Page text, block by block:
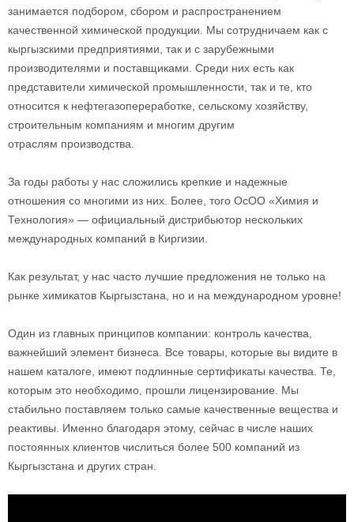
занимается подбором, сбором и распространением
качественной химической продукции. Мы сотрудничаем как с
кыргызскими предприятиями, так и с зарубежными
производителями и поставщиками. Среди них есть как
представители химической промышленности, так и те, кто
относится к нефтегазопереработке, сельскому хозяйству,
строительным компаниям и многим другим
отраслям производства.
За годы работы у нас сложились крепкие и надежные
отношения со многими из них. Более, того ОсОО «Химия и
Технология» — официальный дистрибьютор нескольких
международных компаний в Киргизии.
Как результат, у нас часто лучшие предложения не только на
рынке химикатов Кыргызстана, но и на международном уровне!
Один из главных принципов компании: контроль качества,
важнейший элемент бизнеса. Все товары, которые вы видите в
нашем каталоге, имеют подлинные сертификаты качества. Те,
которым это необходимо, прошли лицензирование. Мы
стабильно поставляем только самые качественные вещества и
реактивы. Именно благодаря этому, сейчас в числе наших
постоянных клиентов числиться более 500 компаний из
Кыргызстана и других стран.